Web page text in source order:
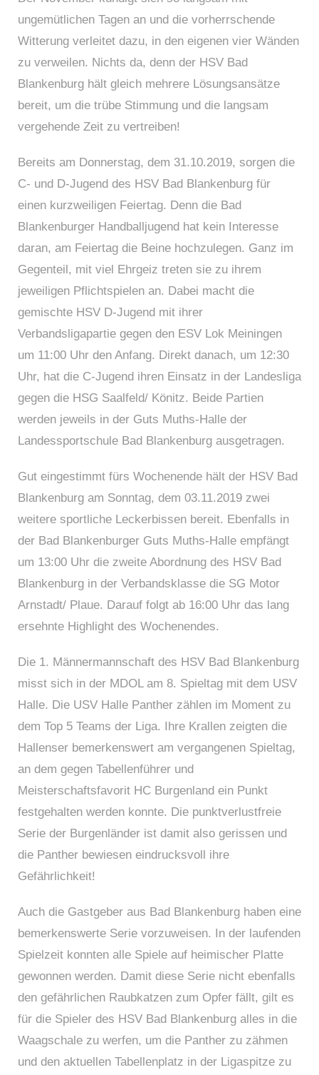
ungemütlichen Tagen an und die vorherrschende
Witterung verleitet dazu, in den eigenen vier Wänden
zu verweilen. Nichts da, denn der HSV Bad
Blankenburg hält gleich mehrere Lösungsansätze
bereit, um die trübe Stimmung und die langsam
vergehende Zeit zu vertreiben!
Bereits am Donnerstag, dem 31.10.2019, sorgen die
C- und D-Jugend des HSV Bad Blankenburg für
einen kurzweiligen Feiertag. Denn die Bad
Blankenburger Handballjugend hat kein Interesse
daran, am Feiertag die Beine hochzulegen. Ganz im
Gegenteil, mit viel Ehrgeiz treten sie zu ihrem
jeweiligen Pflichtspielen an. Dabei macht die
gemischte HSV D-Jugend mit ihrer
Verbandsligapartie gegen den ESV Lok Meiningen
um 11:00 Uhr den Anfang. Direkt danach, um 12:30
Uhr, hat die C-Jugend ihren Einsatz in der Landesliga
gegen die HSG Saalfeld/ Könitz. Beide Partien
werden jeweils in der Guts Muths-Halle der
Landessportschule Bad Blankenburg ausgetragen.
Gut eingestimmt fürs Wochenende hält der HSV Bad
Blankenburg am Sonntag, dem 03.11.2019 zwei
weitere sportliche Leckerbissen bereit. Ebenfalls in
der Bad Blankenburger Guts Muths-Halle empfängt
um 13:00 Uhr die zweite Abordnung des HSV Bad
Blankenburg in der Verbandsklasse die SG Motor
Arnstadt/ Plaue. Darauf folgt ab 16:00 Uhr das lang
ersehnte Highlight des Wochenendes.
Die 1. Männermannschaft des HSV Bad Blankenburg
misst sich in der MDOL am 8. Spieltag mit dem USV
Halle. Die USV Halle Panther zählen im Moment zu
dem Top 5 Teams der Liga. Ihre Krallen zeigten die
Hallenser bemerkenswert am vergangenen Spieltag,
an dem gegen Tabellenführer und
Meisterschaftsfavorit HC Burgenland ein Punkt
festgehalten werden konnte. Die punktverlustfreie
Serie der Burgenländer ist damit also gerissen und
die Panther bewiesen eindrucksvoll ihre
Gefährlichkeit!
Auch die Gastgeber aus Bad Blankenburg haben eine
bemerkenswerte Serie vorzuweisen. In der laufenden
Spielzeit konnten alle Spiele auf heimischer Platte
gewonnen werden. Damit diese Serie nicht ebenfalls
den gefährlichen Raubkatzen zum Opfer fällt, gilt es
für die Spieler des HSV Bad Blankenburg alles in die
Waagschale zu werfen, um die Panther zu zähmen
und den aktuellen Tabellenplatz in der Ligaspitze zu